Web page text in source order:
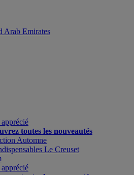
Arab Emirates
toutes les nouveautés
Automne
Le Creuset